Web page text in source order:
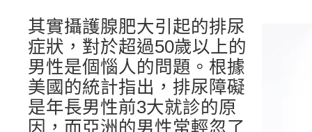
其實攝護腺肥大引起的排尿
症狀，對於超過50歲以上的
男性是個惱人的問題。根據
美國的統計指出，排尿障礙
是年長男性前3大就診的原
因，而亞洲的男性常輕忽了